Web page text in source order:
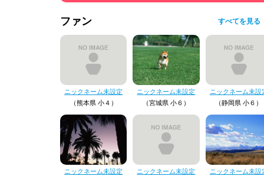
ファン すべてを見る
ニックネーム未設定
（熊本県 小４）
ニックネーム未設定
（宮城県 小６）
ニックネーム未設
（静岡県 小６）
ニックネーム未設定
ニックネーム未設定
ニックネーム未設